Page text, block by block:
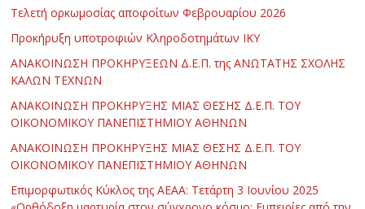
Τελετή ορκωμοσίας αποφοίτων Φεβρουαρίου 2026
Προκήρυξη υποτροφιών Κληροδοτημάτων ΙΚΥ
ΑΝΑΚΟΙΝΩΣΗ ΠΡΟΚΗΡΥΞΕΩΝ Δ.Ε.Π. της ΑΝΩΤΑΤΗΣ ΣΧΟΛΗΣ
ΚΑΛΩΝ ΤΕΧΝΩΝ
ΑΝΑΚΟΙΝΩΣΗ ΠΡΟΚΗΡΥΞΗΣ ΜΙΑΣ ΘΕΣΗΣ Δ.Ε.Π. ΤΟΥ
ΟΙΚΟΝΟΜΙΚΟΥ ΠΑΝΕΠΙΣΤΗΜΙΟΥ ΑΘΗΝΩΝ
ΑΝΑΚΟΙΝΩΣΗ ΠΡΟΚΗΡΥΞΗΣ ΜΙΑΣ ΘΕΣΗΣ Δ.Ε.Π. ΤΟΥ
ΟΙΚΟΝΟΜΙΚΟΥ ΠΑΝΕΠΙΣΤΗΜΙΟΥ ΑΘΗΝΩΝ
Επιμορφωτικός Κύκλος της ΑΕΑΑ: Τετάρτη 3 Ιουνίου 2025